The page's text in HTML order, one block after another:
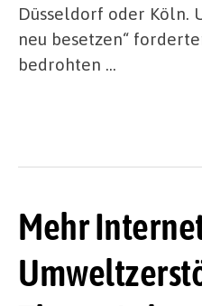
Düsseldorf oder Köln.
neu besetzen“
bedrohten …
Mehr